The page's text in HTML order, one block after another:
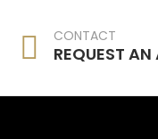
CONTACT
REQUEST